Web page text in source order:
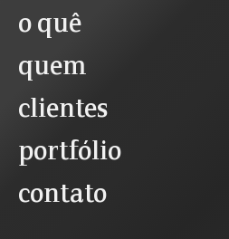
o quê
quem
clientes
portfólio
contato